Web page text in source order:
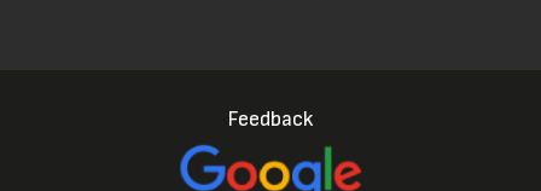
Feedback